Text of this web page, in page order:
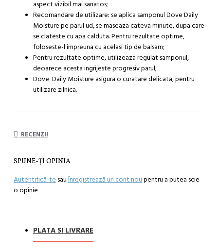
aspect vizibil mai sanatos;
Recomandare de utilizare: se aplica samponul Dove Daily
Moisture pe parul ud, se maseaza cateva minute, dupa care
se clateste cu apa calduta. Pentru rezultate optime,
foloseste-l impreuna cu acelasi tip de balsam;
Pentru rezultate optime, utilizeaza regulat samponul,
deoarece acesta ingrijeste progresiv parul;
Dove Daily Moisture asigura o curatare delicata, pentru
utilizare zilnica.
RECENZII
SPUNE-ŢI OPINIA
Autentifică-te sauÎnregistrează un cont nou pentru a putea scie
o opinie
PLATA SI LIVRARE